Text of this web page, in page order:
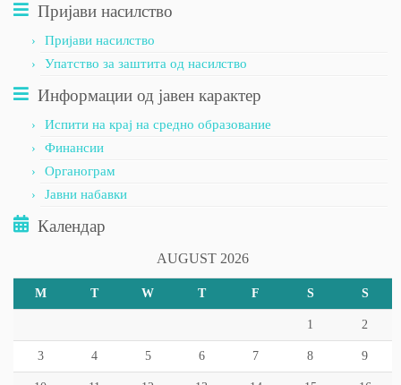
Пријави насилство
Пријави насилство
Упатство за заштита од насилство
Информации од јавен карактер
Испити на крај на средно образование
Финансии
Органограм
Јавни набавки
Календар
AUGUST 2026
M T W T F S S
1 2
3 4 5 6 7 8 9